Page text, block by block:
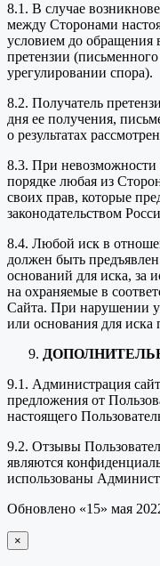
8.1. В случае
между Сторонами
условием до обращения
претензии
урегулировании спора).
8.2. Получатель
дня ее получения,
о результатах
8.3. При невозможности
порядке любая из
своих прав, которые
законодательством
8.4. Любой иск в
должен быть
оснований для иска, за
на охраняемые в
Сайта. При нарушении
или основания для иска
9.1. Администрация
предложения от
настоящего
9.2. Отзывы
являются
использованы
Обновлено «15» мая
×
закрыть